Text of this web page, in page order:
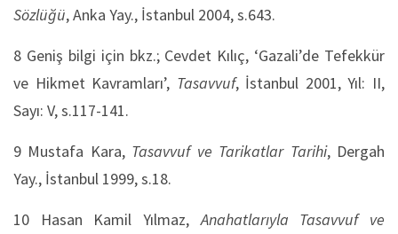
Sözlüğü, Anka Yay., İstanbul 2004, s.643.
8 Geniş bilgi için bkz.; Cevdet Kılıç, ‘Gazali’de Tefekkür
ve Hikmet Kavramları’, Tasavvuf, İstanbul 2001, Yıl: II,
Sayı: V, s.117-141.
9 Mustafa Kara, Tasavvuf ve Tarikatlar Tarihi, Dergah
Yay., İstanbul 1999, s.18.
10 Hasan Kamil Yılmaz,Anahatlarıyla Tasavvuf ve